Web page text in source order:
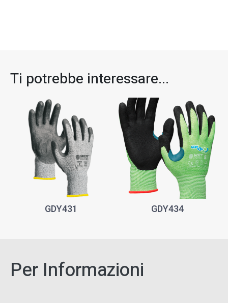
Ti potrebbe interessare...​
GDY431 GDY434
Per Informazioni